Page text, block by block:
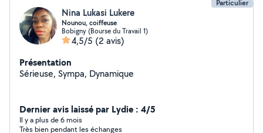
Particulier
Nina Lukasi Lukere
Nounou, coiffeuse
Bobigny (Bourse du Travail 1)
4,5/5 (2 avis)
Présentation
Sérieuse, Sympa, Dynamique
Dernier avis laissé par Lydie : 4/5
Il y a plus de 6 mois
Très bien pendant les échanges